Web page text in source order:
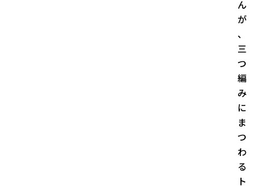
ん
が
、
三
つ
編
み
に
ま
つ
わ
る
ト